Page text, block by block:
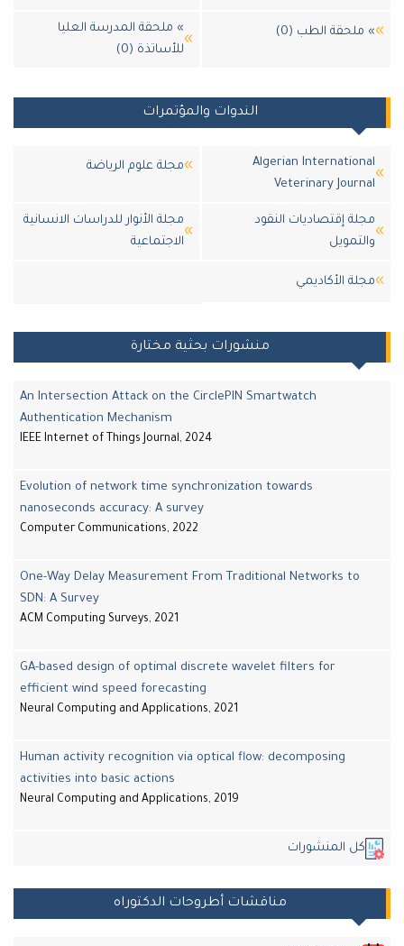
الطب (0)
» ملحقة المدرسة العليا
للأساتذة (0)
الندوات والمؤتمرات
Algerian
Veterinary
مجلة علوم الرياضة
إقتصاديات النقود
مجلة الأنوار للدراسات الانسانية
الاجتماعية
اﻷكاديمي
منشورات بحثية مختارة
An Intersection Attack on the CirclePIN Smartwatch
Authentication Mechanism
IEEE Internet of Things Journal, 2024
Evolution of network time synchronization towards
nanoseconds accuracy: A survey
Computer Communications, 2022
One-Way Delay Measurement From Traditional Networks to
SDN: A Survey
ACM Computing Surveys, 2021
GA-based design of optimal discrete wavelet filters for
efficient wind speed forecasting
Neural Computing and Applications, 2021
Human activity recognition via optical flow: decomposing
activities into basic actions
Neural Computing and Applications, 2019
كل المنشورات
مناقشات أطروحات الدكتوراه